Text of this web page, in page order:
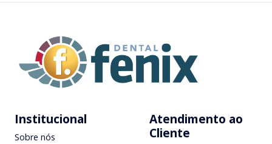
Institucional
Sobre nós
Atendimento ao
Cliente